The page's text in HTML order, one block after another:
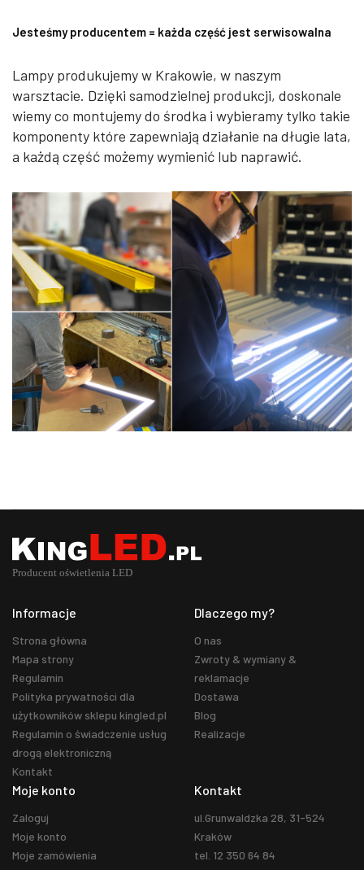
Jesteśmy producentem = każda część jest serwisowalna
Lampy produkujemy w Krakowie, w naszym
warsztacie. Dzięki samodzielnej produkcji, doskonale
wiemy co montujemy do środka i wybieramy tylko takie
komponenty które zapewniają działanie na długie lata,
a każdą część możemy wymienić lub naprawić.
Informacje
Strona główna
Mapa strony
Regulamin
Polityka prywatności dla
użytkowników sklepu kingled.pl
Regulamin o świadczenie usług
drogą elektroniczną
Kontakt
Dlaczego my?
O nas
Zwroty & wymiany &
reklamacje
Dostawa
Blog
Realizacje
Moje konto
Zaloguj
Moje konto
Moje zamówienia
Kontakt
ul.Grunwaldzka 28, 31-524
Kraków
tel. 12 350 64 84